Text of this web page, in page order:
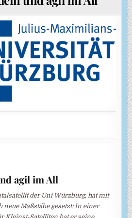
agil im All
der Uni Würzburg, hat mit
Maßstäbe gesetzt: In einer